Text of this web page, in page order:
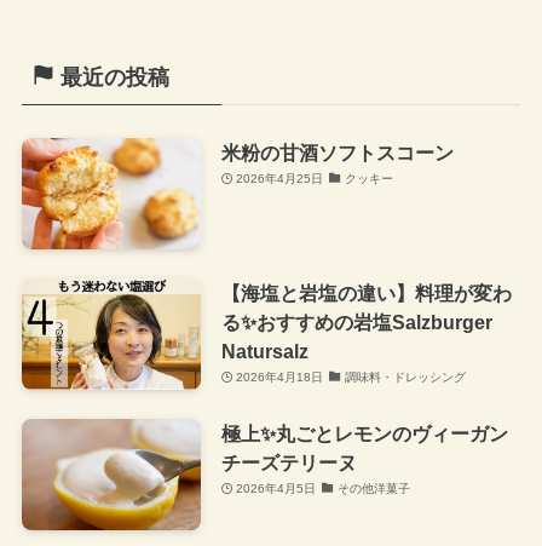
最近の投稿
米粉の甘酒ソフトスコーン
2026年4月25日 クッキー
【海塩と岩塩の違い】料理が変わ
る✨おすすめの岩塩Salzburger
Natursalz
2026年4月18日 調味料・ドレッシング
極上✨丸ごとレモンのヴィーガン
チーズテリーヌ
2026年4月5日 その他洋菓子